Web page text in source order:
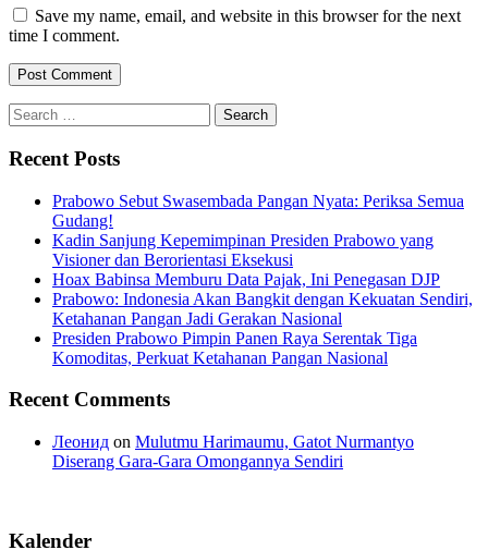
Save my name, email, and website in this browser for the next
time I comment.
Search
for:
Recent Posts
Prabowo Sebut Swasembada Pangan Nyata: Periksa Semua
Gudang!
Kadin Sanjung Kepemimpinan Presiden Prabowo yang
Visioner dan Berorientasi Eksekusi
Hoax Babinsa Memburu Data Pajak, Ini Penegasan DJP
Prabowo: Indonesia Akan Bangkit dengan Kekuatan Sendiri,
Ketahanan Pangan Jadi Gerakan Nasional
Presiden Prabowo Pimpin Panen Raya Serentak Tiga
Komoditas, Perkuat Ketahanan Pangan Nasional
Recent Comments
Леонид on Mulutmu Harimaumu, Gatot Nurmantyo
Diserang Gara-Gara Omongannya Sendiri
Kalender